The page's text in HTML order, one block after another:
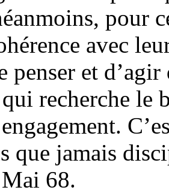
pour
avec
penser et
recherche le
que jamais
68.